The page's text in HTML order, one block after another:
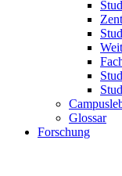
Glossar
Forschung